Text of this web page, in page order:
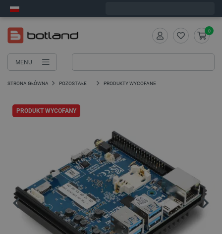
MENU
0
STRONA GŁÓWNA POZOSTAŁE PRODUKTY WYCOFANE
PRODUKT WYCOFANY